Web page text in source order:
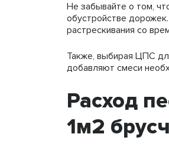
Не забывайте о том,
обустройстве
растрескивания со
Также, выбирая ЦПС
добавляют смеси
Расход
1м2